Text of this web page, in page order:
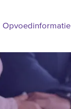
Opvoedinformatie